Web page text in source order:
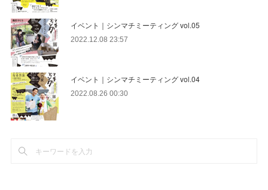
イベント｜シンマチミーティング vol.05
2022.12.08 23:57
イベント｜シンマチミーティング vol.04
2022.08.26 00:30